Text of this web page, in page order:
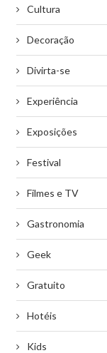
Cultura
Decoração
Divirta-se
Experiência
Exposições
Festival
Filmes e TV
Gastronomia
Geek
Gratuito
Hotéis
Kids